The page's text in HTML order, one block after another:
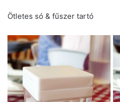
Ötletes só & fűszer tartó